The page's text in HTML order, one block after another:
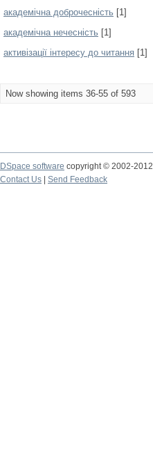
академічна доброчесність [1]
академічна нечесність [1]
активізації інтересу до читання [1]
Now showing items 36-55 of 593
DSpace software copyright © 2002-2012
Contact Us
Send Feedback